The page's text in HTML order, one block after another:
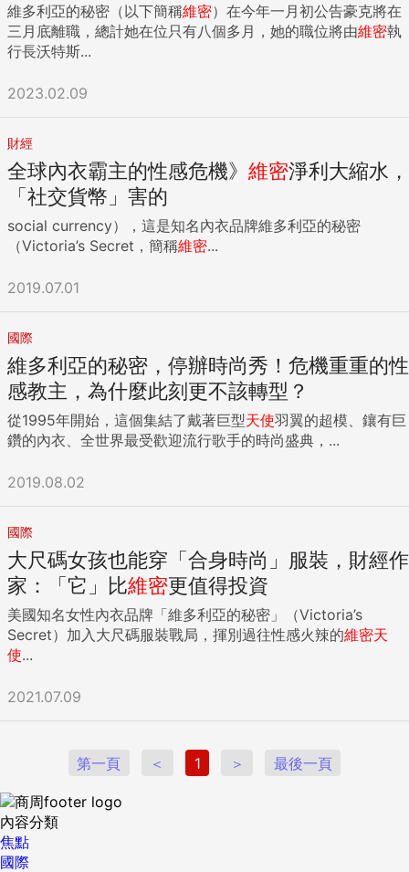
維多利亞的秘密（以下簡稱維密）在今年一月初公告豪克將在
三月底離職，總計她在位只有八個多月，她的職位將由維密執
行長沃特斯...
2023.02.09
財經
全球內衣霸主的性感危機》 維密淨利大縮水，
「社交貨幣」害的
social currency），這是知名內衣品牌維多利亞的秘密
（Victoria’s Secret，簡稱維密...
2019.07.01
國際
維多利亞的秘密，停辦時尚秀！危機重重的性
感教主，為什麼此刻更不該轉型？
從1995年開始，這個集結了戴著巨型天使羽翼的超模、鑲有巨
鑽的內衣、全世界最受歡迎流行歌手的時尚盛典，...
2019.08.02
國際
大尺碼女孩也能穿「合身時尚」服裝，財經作
家：「它」比維密更值得投資
美國知名女性內衣品牌「維多利亞的秘密」（Victoria’s
Secret）加入大尺碼服裝戰局，揮別過往性感火辣的維密天
使...
2021.07.09
第一頁 ＜ 1 ＞ 最後一頁
內容分類
焦點
國際